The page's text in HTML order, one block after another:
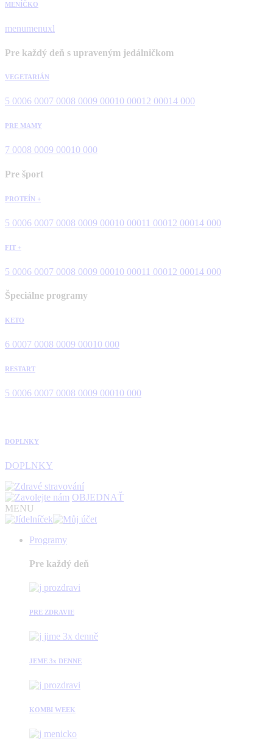
MENÍČKO
menumenuxl
Pre každý deň s upraveným jedálničkom
VEGETARIÁN
5 0006 0007 0008 0009 00010 00012 00014 000
PRE MAMY
7 0008 0009 00010 000
Pre šport
PROTEÍN +
5 0006 0007 0008 0009 00010 00011 00012 00014 000
FIT +
5 0006 0007 0008 0009 00010 00011 00012 00014 000
Špeciálne programy
KETO
6 0007 0008 0009 00010 000
RESTART
5 0006 0007 0008 0009 00010 000
DOPLNKY
DOPLNKY
OBJEDNAŤ
MENU
Programy
Pre každý deň
PRE ZDRAVIE
JEME 3x DENNE
KOMBI WEEK